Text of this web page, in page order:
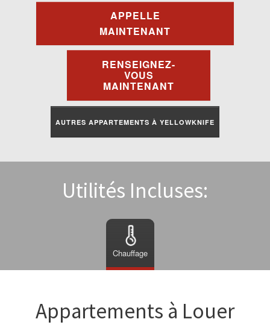
APPELLE
MAINTENANT
RENSEIGNEZ-
VOUS
MAINTENANT
AUTRES APPARTEMENTS À YELLOWKNIFE
Utilités Incluses:
Chauffage
Appartements à Louer